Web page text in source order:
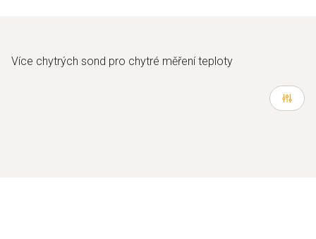
Více chytrých sond pro chytré měření teploty